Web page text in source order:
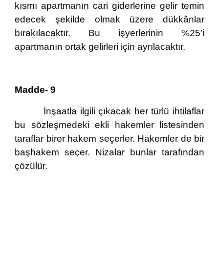
kısmı apartmanın cari giderlerine gelir temin
edecek şekilde olmak üzere dükkânlar
bırakılacaktır. Bu işyerlerinin %25’i
apartmanın ortak gelirleri için ayrılacaktır.
Madde- 9
İnşaatla ilgili çıkacak her türlü ihtilaflar
bu sözleşmedeki ekli hakemler listesinden
taraflar birer hakem seçerler. Hakemler de bir
başhakem seçer. Nizalar bunlar tarafından
çözülür.